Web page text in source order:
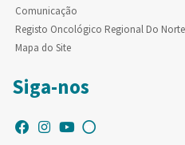
Comunicação
Registo Oncológico Regional Do Norte
Mapa do Site
Siga-nos